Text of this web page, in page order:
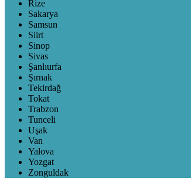
Rize
Sakarya
Samsun
Siirt
Sinop
Sivas
Şanlıurfa
Şırnak
Tekirdağ
Tokat
Trabzon
Tunceli
Uşak
Van
Yalova
Yozgat
Zonguldak